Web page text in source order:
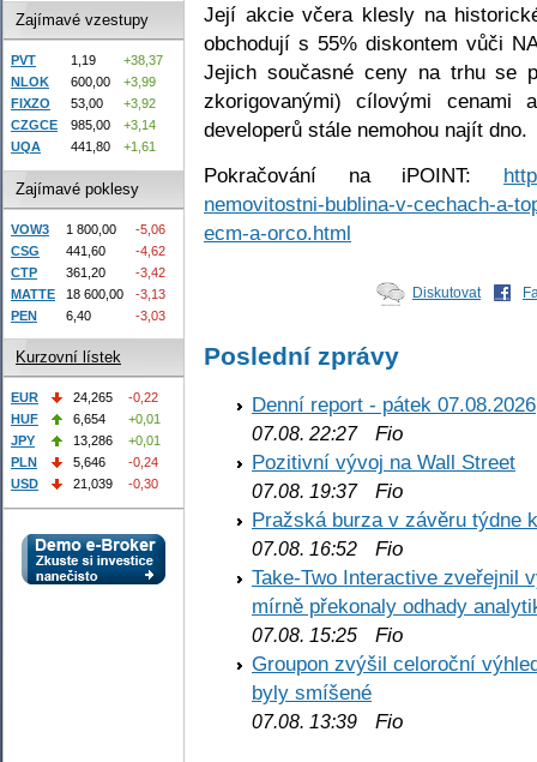
Její akcie včera klesly na
obchodují s 55% diskontem vůči
Jejich současné ceny na trhu se
zkorigovanými) cílovými cenami
developerů stále nemohou najít dno.
Pokračování na iPOINT:
nemovitostni-bublina-v-cechach-a-
ecm-a-orco.html
Diskutovat
Poslední zprávy
Denní report - pátek 07.08.2026
07.08. 22:27Fio
Pozitivní vývoj na Wall Street
07.08. 19:37Fio
Pražská burza v závěru týdne
07.08. 16:52 Fio
Take-Two Interactive zveřejnil
mírně překonaly odhady
07.08. 15:25 Fio
Groupon zvýšil celoroční
byly smíšené
07.08. 13:39 Fio
Zajímavé vzestupy
PVT 1,19
+38,37
NLOK
600,00
+3,99
FIXZO
53,00
+3,92
CZGCE
985,00
+3,14
UQA
441,80 +1,61
Zajímavé poklesy
VOW3 1 800,00
-5,06
CSG
441,60
-4,62
CTP
361,20
-3,42
MATTE
18 600,00
-3,13
PEN
6,40 -3,03
Kurzovní lístek
EUR 24,265
-0,22
HUF
6,654
+0,01
JPY
13,286
+0,01
PLN
5,646
-0,24
USD
21,039 -0,30